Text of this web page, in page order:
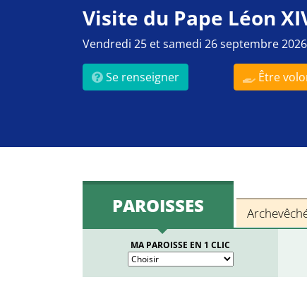
Visite du Pape Léon
Vendredi 25 et samedi 26 septembre 2026
Se renseigner Être
PAROISSES
MA PAROISSE EN 1 CLIC